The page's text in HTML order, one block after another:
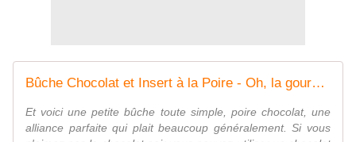
Bûche Chocolat et Insert à la Poire - Oh, la gourmande..
Et voici une petite bûche toute simple, poire chocolat, une
alliance parfaite qui plait beaucoup généralement. Si vous